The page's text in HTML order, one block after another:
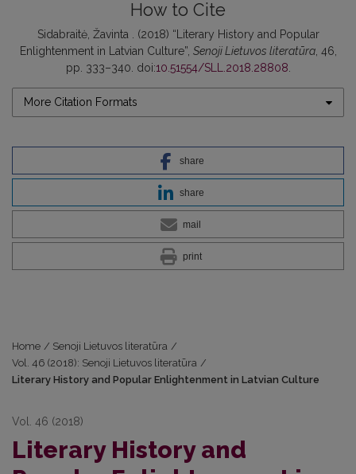
How to Cite
Sidabraitė, Žavinta . (2018) “Literary History and Popular
Enlightenment in Latvian Culture”, Senoji Lietuvos literatūra, 46,
pp. 333–340. doi:10.51554/SLL.2018.28808.
More Citation Formats
share
share
mail
print
Home / Senoji Lietuvos literatūra /
Vol. 46 (2018): Senoji Lietuvos literatūra /
Literary History and Popular Enlightenment in Latvian Culture
Vol. 46 (2018)
Literary History and